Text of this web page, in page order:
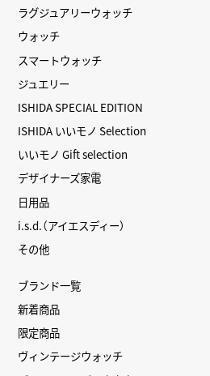
ラグジュアリーウォッチ
ウォッチ
スマートウォッチ
ジュエリー
ISHIDA SPECIAL EDITION
ISHIDA いいモノ Selection
いいモノ Gift selection
デザイナーズ家電
日用品
i.s.d.（アイエスディー）
その他
ブランド一覧
新着商品
限定商品
ヴィンテージウォッチ